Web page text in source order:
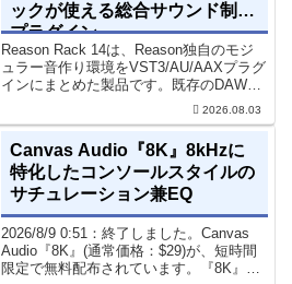
ックが使える総合サウンド制作
プラグイン
Reason Rack 14は、Reason独自のモジ
ュラー音作り環境をVST3/AU/AAXプラグ
インにまとめた製品です。既存のDAWを
乗り換えることなく、68種類のシンセや
エフェクト、CV配線をそのままトラック
2026.08.03
Canvas Audio『8K』8kHzに
特化したコンソールスタイルの
サチュレーション兼EQ
2026/8/9 0:51：終了しました。Canvas
Audio『8K』(通常価格：$29)が、短時間
限定で無料配布されています。『8K』